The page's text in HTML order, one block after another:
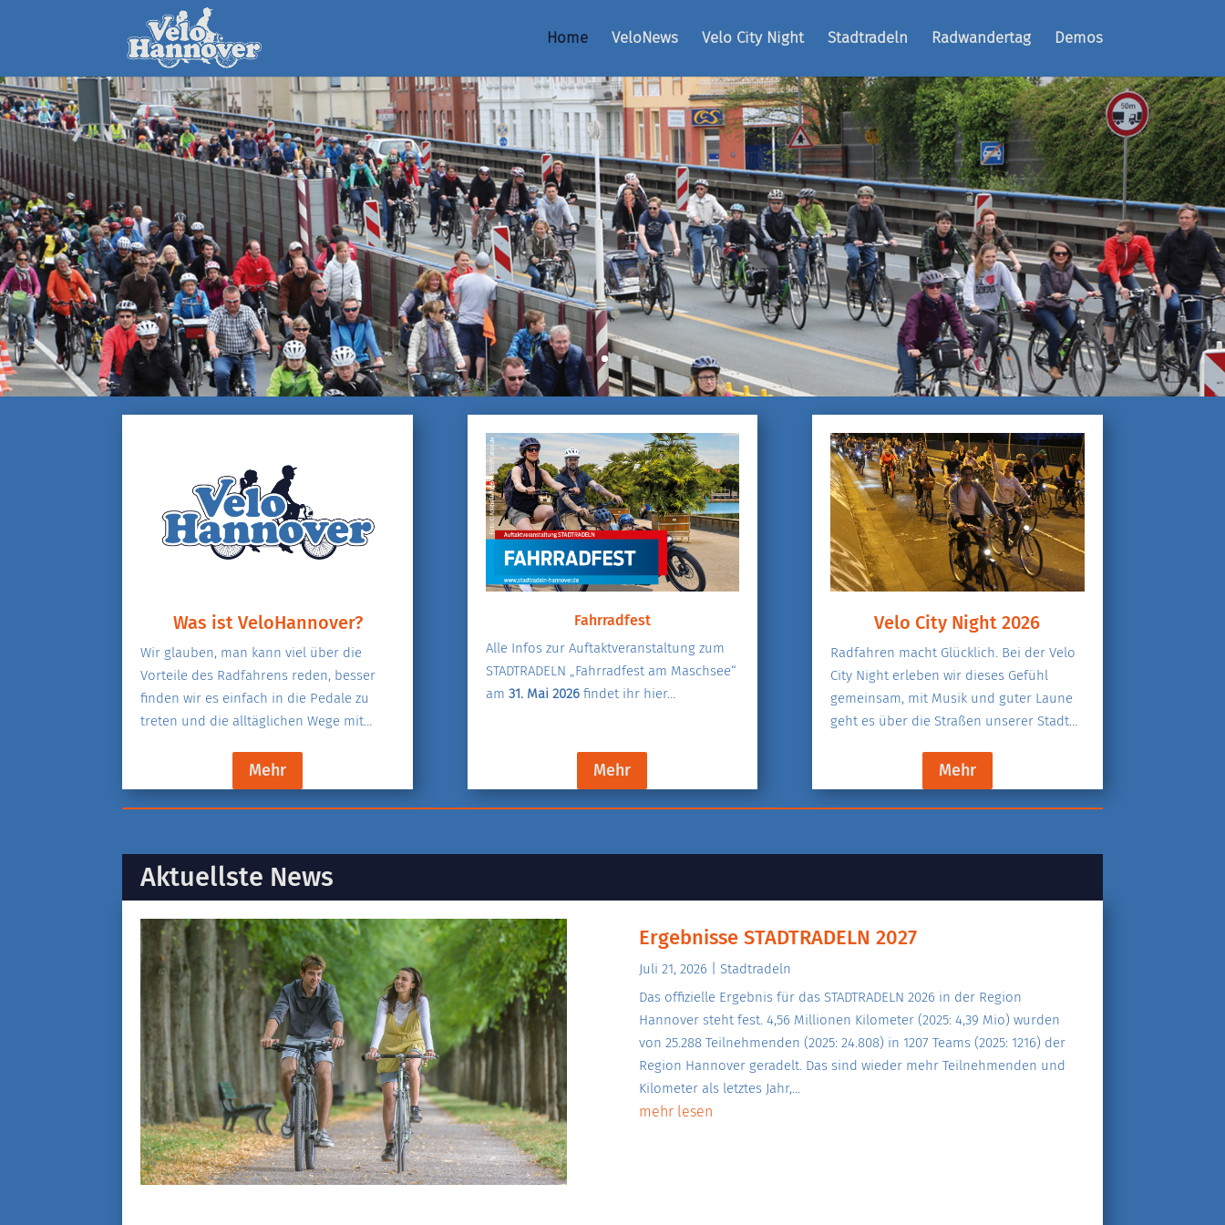
Home VeloNews Velo City Night Stadtradeln Radwandertag Demos
Was ist VeloHannover?
Wir glauben, man kann viel über die
Vorteile des Radfahrens reden, besser
finden wir es einfach in die Pedale zu
treten und die alltäglichen Wege mit…
Mehr
Fahrradfest
Alle Infos zur Auftaktveranstaltung zum
STADTRADELN „Fahrradfest am Maschsee“
am 31. Mai 2026findet ihr hier…
Mehr
Velo City Night 2026
Radfahren macht Glücklich. Bei der Velo
City Night erleben wir dieses Gefühl
gemeinsam, mit Musik und guter Laune
geht es über die Straßen unserer Stadt…
Mehr
Aktuellste News
Ergebnisse STADTRADELN 2027
Juli 21, 2026
Stadtradeln
Das offizielle Ergebnis für das STADTRADELN 2026 in der Region
Hannover steht fest. 4,56 Millionen Kilometer (2025: 4,39 Mio) wurden
von 25.288 Teilnehmenden (2025: 24.808) in 1207 Teams (2025: 1216) der
Region Hannover geradelt. Das sind wieder mehr Teilnehmenden und
Kilometer als letztes Jahr,...
mehr lesen